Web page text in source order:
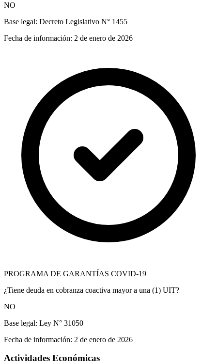
NO
Base legal: Decreto Legislativo N° 1455
Fecha de información: 2 de enero de 2026
PROGRAMA DE GARANTÍAS COVID-19
¿Tiene deuda en cobranza coactiva mayor a una (1) UIT?
NO
Base legal: Ley N° 31050
Fecha de información: 2 de enero de 2026
Actividades Económicas